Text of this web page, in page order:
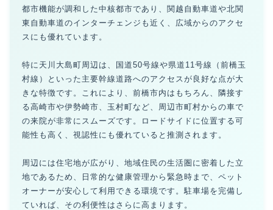
都市機能が調和した中核都市であり、関越自動車道や北関
東自動車道のインターチェンジも近く、広域からのアクセ
スにも優れています。
特に天川大島町周辺は、国道50号線や県道11号線（前橋玉
村線）といった主要幹線道路へのアクセスが良好な点が大
きな特徴です。これにより、前橋市内はもちろん、隣接す
る高崎市や伊勢崎市、玉村町など、周辺市町村からの車で
の来院が非常にスムーズです。ロードサイドに位置する可
能性も高く、視認性にも優れていると推測されます。
周辺には住宅地が広がり、地域住民の生活圏に密着した立
地であるため、日常的な健康管理から緊急時まで、ペット
オーナーが安心して利用できる環境です。駐車場を完備し
ていれば、その利便性はさらに高まります。